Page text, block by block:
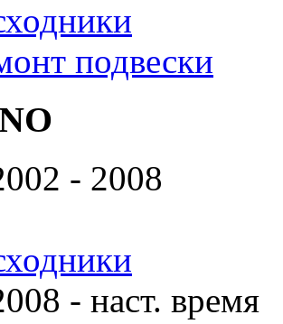
подвески
- 2008
- наст. время